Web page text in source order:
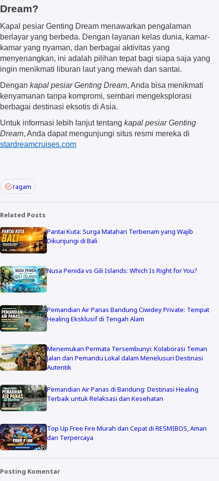
Dream?
Kapal pesiar Genting Dream menawarkan pengalaman
berlayar yang berbeda. Dengan layanan kelas dunia, kamar-
kamar yang nyaman, dan berbagai aktivitas yang
menyenangkan, ini adalah pilihan tepat bagi siapa saja yang
ingin menikmati liburan laut yang mewah dan santai.
Dengan kapal pesiar Genting Dream, Anda bisa menikmati
kenyamanan tanpa kompromi, sembari mengeksplorasi
berbagai destinasi eksotis di Asia.
Untuk informasi lebih lanjut tentang kapal pesiar Genting
Dream, Anda dapat mengunjungi situs resmi mereka di
stardreamcruises.com
ragam
Related Posts
Pantai Kuta: Surga Matahari Terbenam yang Wajib
Dikunjungi di Bali
Nusa Penida vs Gili Islands: Which Is Right for You?
Pemandian Air Panas Bandung Ciwidey Private: Tempat
Healing Eksklusif di Tengah Alam
Menemukan Permata Tersembunyi: Kolaborasi Teman
Jalan dan Pemandu Lokal dalam Menelusuri Destinasi
Autentik
Pemandian Air Panas di Bandung: Destinasi Healing
Terbaik untuk Relaksasi dan Kesehatan
Top Up Free Fire Murah dan Cepat di RESMIBOS, Aman
dan Terpercaya
Posting Komentar